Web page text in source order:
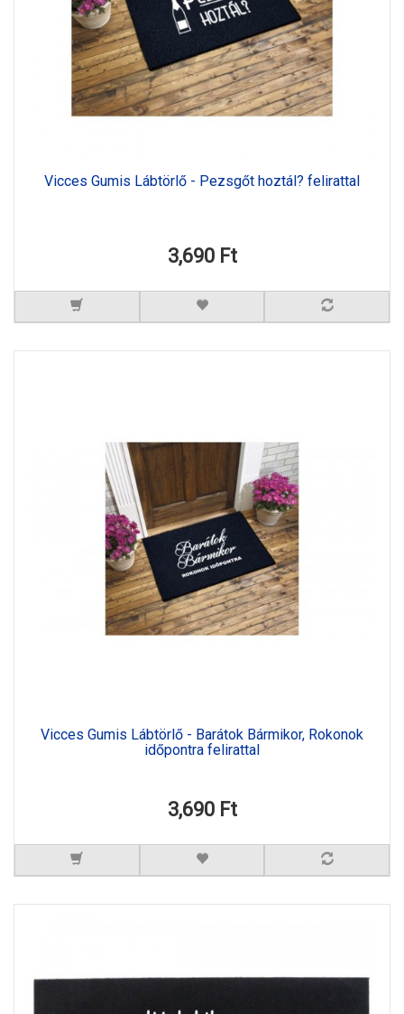
Vicces Gumis Lábtörlő - Pezsgőt hoztál? felirattal
3,690 Ft
Vicces Gumis Lábtörlő - Barátok Bármikor, Rokonok
időpontra felirattal
3,690 Ft